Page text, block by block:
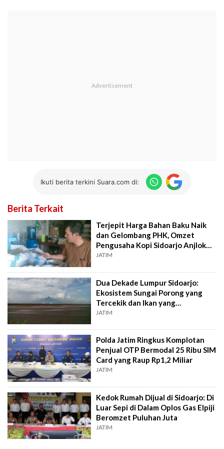
Ikuti berita terkini Suara.com di:
Berita Terkait
Terjepit Harga Bahan Baku Naik
dan Gelombang PHK, Omzet
Pengusaha Kopi Sidoarjo Anjlok
50 Persen
JATIM
Dua Dekade Lumpur Sidoarjo:
Ekosistem Sungai Porong yang
Tercekik dan Ikan yang
Terdeformasi
JATIM
Polda Jatim Ringkus Komplotan
Penjual OTP Bermodal 25 Ribu SIM
Card yang Raup Rp1,2 Miliar
JATIM
Kedok Rumah Dijual di Sidoarjo: Di
Luar Sepi di Dalam Oplos Gas Elpiji
Beromzet Puluhan Juta
JATIM